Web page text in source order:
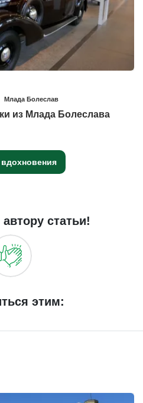
Млада Болеслав
из Млада Болеслава
статьи!
этим: